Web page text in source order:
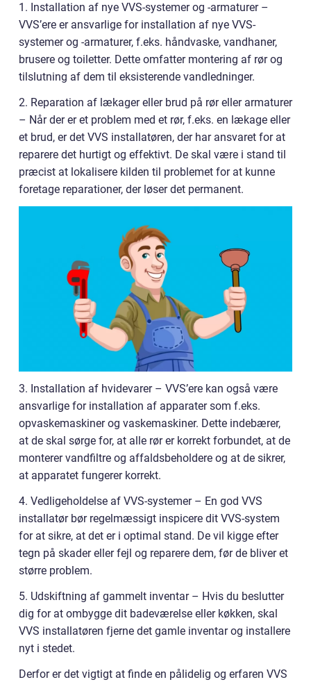
1. Installation af nye VVS-systemer og -armaturer –
VVS’ere er ansvarlige for installation af nye VVS-
systemer og -armaturer, f.eks. håndvaske, vandhaner,
brusere og toiletter. Dette omfatter montering af rør og
tilslutning af dem til eksisterende vandledninger.
2. Reparation af lækager eller brud på rør eller armaturer
– Når der er et problem med et rør, f.eks. en lækage eller
et brud, er det VVS installatøren, der har ansvaret for at
reparere det hurtigt og effektivt. De skal være i stand til
præcist at lokalisere kilden til problemet for at kunne
foretage reparationer, der løser det permanent.
3. Installation af hvidevarer – VVS’ere kan også være
ansvarlige for installation af apparater som f.eks.
opvaskemaskiner og vaskemaskiner. Dette indebærer,
at de skal sørge for, at alle rør er korrekt forbundet, at de
monterer vandfiltre og affaldsbeholdere og at de sikrer,
at apparatet fungerer korrekt.
4. Vedligeholdelse af VVS-systemer – En god VVS
installatør bør regelmæssigt inspicere dit VVS-system
for at sikre, at det er i optimal stand. De vil kigge efter
tegn på skader eller fejl og reparere dem, før de bliver et
større problem.
5. Udskiftning af gammelt inventar – Hvis du beslutter
dig for at ombygge dit badeværelse eller køkken, skal
VVS installatøren fjerne det gamle inventar og installere
nyt i stedet.
Derfor er det vigtigt at finde en pålidelig og erfaren VVS